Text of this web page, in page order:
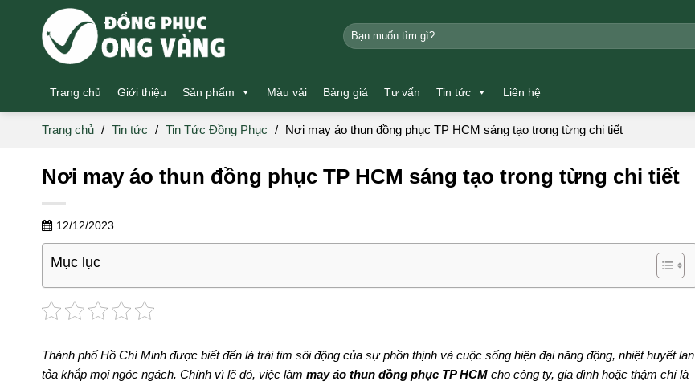
Tìm
kiếm:
Trang chủ Giới thiệu Sản phẩm Màu vải Bảng giá Tư vấn Tin tức Liên hệ
Trang chủ / Tin tức / Tin Tức Đồng Phục / Nơi may áo thun đồng phục TP HCM sáng tạo trong từng chi tiết
Nơi may áo thun đồng phục TP HCM sáng tạo trong từng chi tiết
12/12/2023
Mục lục
Thành phố Hồ Chí Minh được biết đến là trái tim sôi động của sự phồn thịnh và cuộc sống hiện đại năng động, nhiệt huyết lan
tỏa khắp mọi ngóc ngách. Chính vì lẽ đó, việc làm may áo thun đồng phục TP HCM cho công ty, gia đình hoặc thậm chí là